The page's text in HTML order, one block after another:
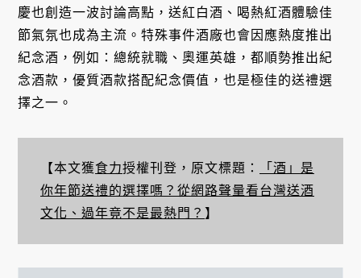
慶也創造一波討論高點，送紅白酒、喝熱紅酒體驗佳
節氣氛也成為主流。特殊事件酒廠也會因應熱度推出
紀念酒，例如：總統就職、奧運英雄，都順勢推出紀
念酒款，優質酒款搭配紀念價值，也是極佳的送禮選
擇之一。
【本文獲食力授權刊登，原文標題：
「酒」是
你年節送禮的選擇嗎？從網路聲量看台灣送酒
文化、過年竟不是最熱門？ 】